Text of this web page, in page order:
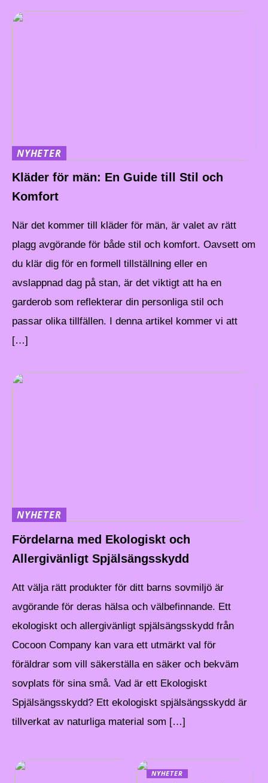
NYHETER
Kläder för män: En Guide till Stil och
Komfort
När det kommer till kläder för män, är valet av rätt
plagg avgörande för både stil och komfort. Oavsett om
du klär dig för en formell tillställning eller en
avslappnad dag på stan, är det viktigt att ha en
garderob som reflekterar din personliga stil och
passar olika tillfällen. I denna artikel kommer vi att
[…]
NYHETER
Fördelarna med Ekologiskt och
Allergivänligt Spjälsängsskydd
Att välja rätt produkter för ditt barns sovmiljö är
avgörande för deras hälsa och välbefinnande. Ett
ekologiskt och allergivänligt spjälsängsskydd från
Cocoon Company kan vara ett utmärkt val för
föräldrar som vill säkerställa en säker och bekväm
sovplats för sina små. Vad är ett Ekologiskt
Spjälsängsskydd? Ett ekologiskt spjälsängsskydd är
tillverkat av naturliga material som […]
NYHETER